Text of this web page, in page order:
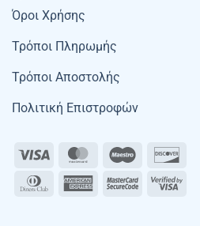
Όροι Χρήσης
Τρόποι Πληρωμής
Τρόποι Αποστολής
Πολιτική Επιστροφών
Visa MasterCardMaestro
Dinners
AmericanMasterCard
Visa